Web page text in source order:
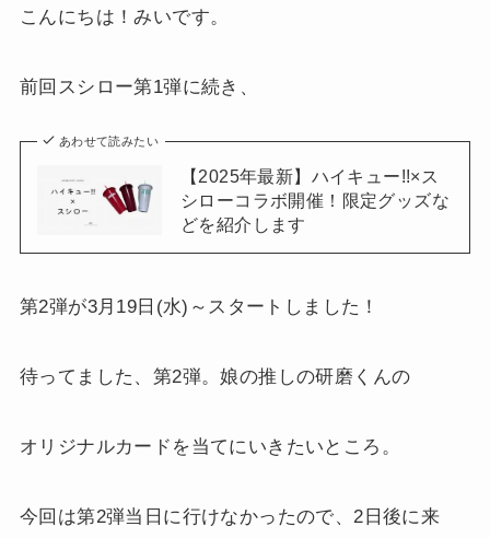
こんにちは！みいです。
前回スシロー第1弾に続き、
あわせて読みたい
【2025年最新】ハイキュー!!×ス
シローコラボ開催！限定グッズな
どを紹介します
第2弾が3月19日(水)～スタートしました！
待ってました、第2弾。娘の推しの研磨くんの
オリジナルカードを当てにいきたいところ。
今回は第2弾当日に行けなかったので、2日後に来